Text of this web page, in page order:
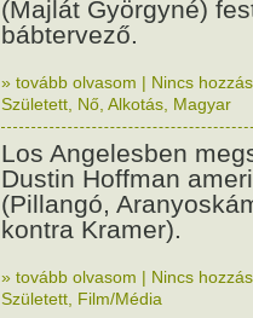
(Majlát Györgyné)
bábtervező.
» tovább olvasom | Nincs
Született Nő Alkotás Magyar
Los Angelesben
Dustin Hoffman
(Pillangó,
kontra Kramer).
» tovább olvasom | Nincs
Született Film/Média